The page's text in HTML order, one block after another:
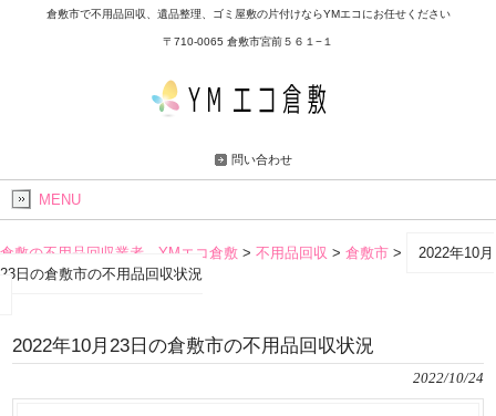
倉敷市で不用品回収、遺品整理、ゴミ屋敷の片付けならYMエコにお任せください
〒710-0065 倉敷市宮前５６１−１
問い合わせ
MENU
倉敷の不用品回収業者 YMエコ倉敷 > 不用品回収 > 倉敷市 >
2022年10月
23日の倉敷市の不用品回収状況
2022年10月23日の倉敷市の不用品回収状況
2022/10/24